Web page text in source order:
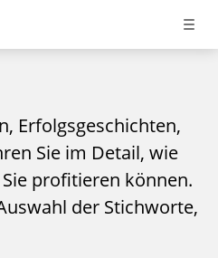
Erfolgsgeschichten,
Sie im Detail, wie
profitieren können.
der Stichworte,